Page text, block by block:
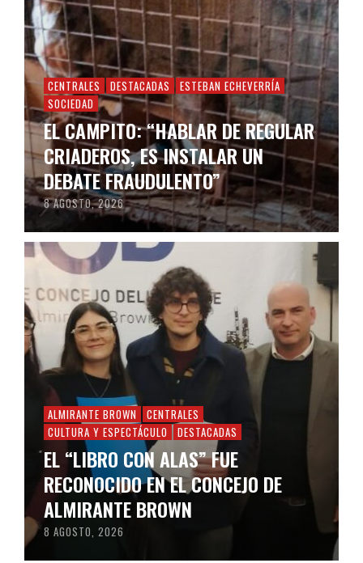
CENTRALES DESTACADAS
ESTEBAN ECHEVERRÍA
SOCIEDAD
EL CAMPITO: “HABLAR DE REGULAR
CRIADEROS, ES INSTALAR UN
DEBATE FRAUDULENTO”
8 AGOSTO, 2026
ALMIRANTE BROWN
CENTRALES
CULTURA Y ESPECTÁCULO
DESTACADAS
EL “LIBRO CON ALAS” FUE
RECONOCIDO EN EL CONCEJO DE
ALMIRANTE BROWN
8 AGOSTO, 2026